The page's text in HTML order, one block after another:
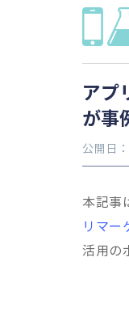
アプ
が事
公開日
本記事
リマー
活用の